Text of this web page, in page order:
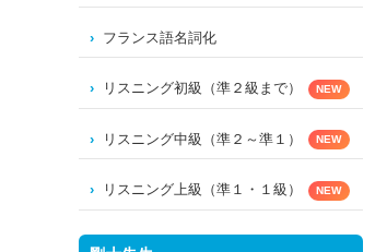
フランス語名詞化
リスニング初級（準２級まで） NEW
リスニング中級（準２～準１） NEW
リスニング上級（準１・１級） NEW